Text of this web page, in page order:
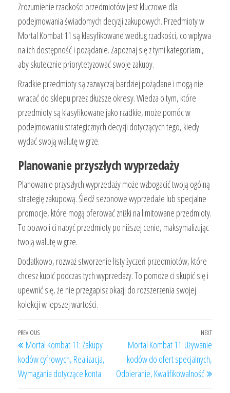
Zrozumienie rzadkości przedmiotów jest kluczowe dla
podejmowania świadomych decyzji zakupowych. Przedmioty w
Mortal Kombat 11 są klasyfikowane według rzadkości, co wpływa
na ich dostępność i pożądanie. Zapoznaj się z tymi kategoriami,
aby skutecznie priorytetyzować swoje zakupy.
Rzadkie przedmioty są zazwyczaj bardziej pożądane i mogą nie
wracać do sklepu przez dłuższe okresy. Wiedza o tym, które
przedmioty są klasyfikowane jako rzadkie, może pomóc w
podejmowaniu strategicznych decyzji dotyczących tego, kiedy
wydać swoją walutę w grze.
Planowanie przyszłych wyprzedaży
Planowanie przyszłych wyprzedaży może wzbogacić twoją ogólną
strategię zakupową. Śledź sezonowe wyprzedaże lub specjalne
promocje, które mogą oferować zniżki na limitowane przedmioty.
To pozwoli ci nabyć przedmioty po niższej cenie, maksymalizując
twoją walutę w grze.
Dodatkowo, rozważ stworzenie listy życzeń przedmiotów, które
chcesz kupić podczas tych wyprzedaży. To pomoże ci skupić się i
upewnić się, że nie przegapisz okazji do rozszerzenia swojej
kolekcji w lepszej wartości.
Post
navigation
Previous
Post
PREVIOUS
Mortal Kombat 11: Zakupy
kodów cyfrowych, Realizacja,
Wymagania dotyczące konta
Next
NEXT
Mortal Kombat 11: Używanie
kodów do ofert specjalnych,
Odbieranie, Kwalifikowalność